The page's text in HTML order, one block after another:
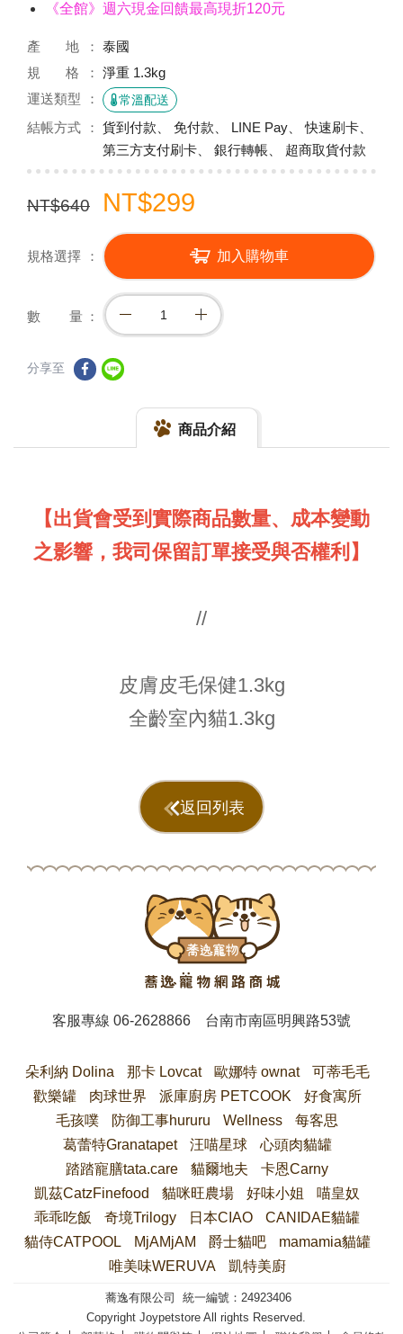
《全館》週六現金回饋最高現折120元
產 地
泰國
規 格
淨重 1.3kg
運送類型
常溫配送
結帳方式
貨到付款、 免付款、 LINE Pay、 快速刷卡、
第三方支付刷卡、 銀行轉帳、 超商取貨付款
NT$640 NT$299
規格選擇 加入購物車
數 量
分享至
商品介紹
【出貨會受到實際商品數量、成本變動
之影響，我司保留訂單接受與否權利】
//
皮膚皮毛保健1.3kg
全齡室內貓1.3kg
返回列表
客服專線06-2628866 台南市南區明興路53號
朵利納 Dolina 那卡 Lovcat 歐娜特 ownat
可蒂毛毛
歡樂罐
肉球世界 派庫廚房 PETCOOK
好食寓所
毛孩噗
防御工事hururu Wellness
每客思
葛蕾特Granatapet
汪喵星球
心頭肉貓罐
踏踏寵膳tata.care
貓爾地夫
卡恩Carny
凱茲CatzFinefood
貓咪旺農場 好味小姐
喵皇奴
乖乖吃飯
奇境Trilogy 日本CIAO
CANIDAE貓罐
貓侍CATPOOL
MjAMjAM 爵士貓吧
mamamia貓罐
唯美味WERUVA
凱特美廚
蕎逸有限公司 統一編號：24923406
Copyright Joypetstore All rights Reserved.